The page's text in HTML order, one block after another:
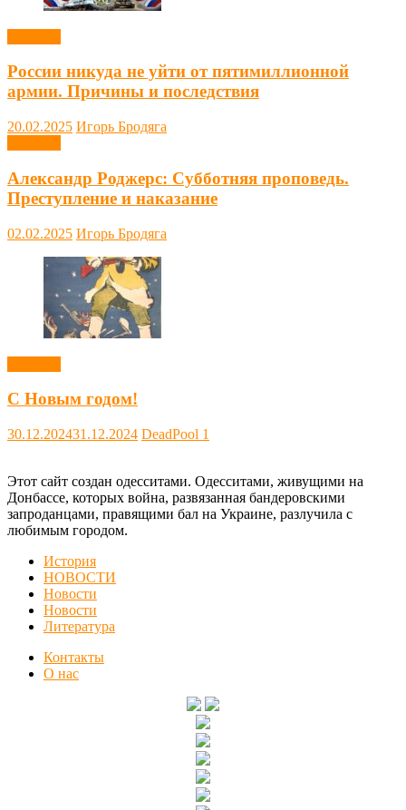
России никуда не уйти от пятимиллионной
армии. Причины и последствия
20.02.2025 Игорь Бродяга
Александр Роджерс: Субботняя проповедь.
Преступление и наказание
02.02.2025 Игорь Бродяга
С Новым годом!
30.12.202431.12.2024 DeadPool 1
Этот сайт создан одесситами. Одесситами, живущими на
Донбассе, которых война, развязанная бандеровскими
запроданцами, правящими бал на Украине, разлучила с
любимым городом.
История
НОВОСТИ
Новости
Новости
Литература
Контакты
О нас